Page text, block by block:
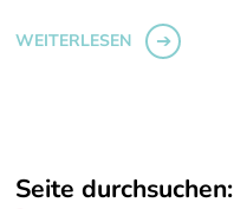
WEITERLESEN
Seite durchsuchen: